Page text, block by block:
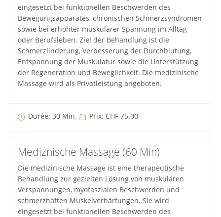
eingesetzt bei funktionellen Beschwerden des
Bewegungsapparates, chronischen Schmerzsyndromen
sowie bei erhöhter muskulärer Spannung im Alltag
oder Berufsleben. Ziel der Behandlung ist die
Schmerzlinderung, Verbesserung der Durchblutung,
Entspannung der Muskulatur sowie die Unterstützung
der Regeneration und Beweglichkeit. Die medizinische
Massage wird als Privatleistung angeboten.
Durée: 30 Min. Prix: CHF 75.00
Mediznische Massage (60 Min)
Die medizinische Massage ist eine therapeutische
Behandlung zur gezielten Lösung von muskulären
Verspannungen, myofaszialen Beschwerden und
schmerzhaften Muskelverhärtungen. Sie wird
eingesetzt bei funktionellen Beschwerden des